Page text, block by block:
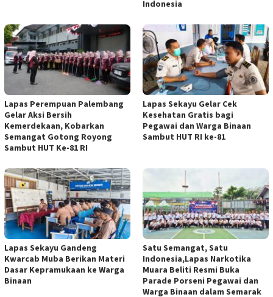
Indonesia
Lapas Perempuan Palembang
Gelar Aksi Bersih
Kemerdekaan, Kobarkan
Semangat Gotong Royong
Sambut HUT Ke-81 RI
Lapas Sekayu Gelar Cek
Kesehatan Gratis bagi
Pegawai dan Warga Binaan
Sambut HUT RI ke-81
Lapas Sekayu Gandeng
Kwarcab Muba Berikan Materi
Dasar Kepramukaan ke Warga
Binaan
Satu Semangat, Satu
Indonesia,Lapas Narkotika
Muara Beliti Resmi Buka
Parade Porseni Pegawai dan
Warga Binaan dalam Semarak